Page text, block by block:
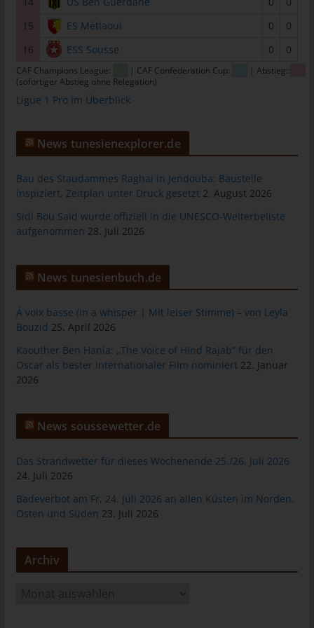
15
ES Métlaoui 0
0
16
ESS Sousse 0 0
CAF Champions League: | CAF Confederation Cup:
| Abstieg::
(sofortiger Abstieg ohne Relegation)
Ligue 1 Pro im Überblick
News tunesienexplorer.de
Bau des Staudammes Raghai in Jendouba: Baustelle
inspiziert, Zeitplan unter Druck gesetzt 2. August 2026
Sidi Bou Said wurde offiziell in die UNESCO-Welterbeliste
aufgenommen 28. Juli 2026
News tunesienbuch.de
À voix basse (In a whisper | Mit leiser Stimme) – von Leyla
Bouzid 25. April 2026
Kaouther Ben Hania: „The Voice of Hind Rajab“ für den
Oscar als bester internationaler Film nominiert 22. Januar
2026
News soussewetter.de
Das Strandwetter für dieses Wochenende 25./26. Juli 2026
24. Juli 2026
Badeverbot am Fr, 24. Juli 2026 an allen Küsten im Norden,
Osten und Süden 23. Juli 2026
Archiv
Personen, die unter der unmittelbaren Verantwortung des
Verantwortlichen oder des Auftragsverarbeiters befugt sind, die
personenbezogenen Daten zu verarbeiten.
k) Einwilligung
Einwilligung ist jede von der betroffenen Person freiwillig für den
bestimmten Fall in informierter Weise und unmissverständlich
einer sonstigen eindeutigen bestätigenden Handlung, mit der
die betroffene Person zu verstehen gibt, dass sie mit der
einverstanden ist.
Name und Anschrift des für die
Verarbeitung Verantwortlichen
sonstiger in den Mitgliedstaaten der Europäischen Union
geltenden Datenschutzgesetze und anderer Bestimmungen mit
datenschutzrechtlichem Charakter ist:
tunesienfussball.de
Uwe Wassenberg
Rue 2 Mars
Telefon: +216 216 16 616
E-Mail:
Cookies
Die Internetseiten verwenden Cookies. Cookies sind
Textdateien, welche über einen Internetbrowser auf einem
Zahlreiche Internetseiten und Server verwenden Cookies. Viele
Cookies enthalten eine sogenannte Cookie-ID. Eine Cookie-ID